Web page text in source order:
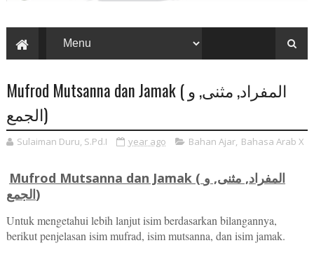
Mufrod Mutsanna dan Jamak ( المفراد, مثنى, و
الجمع)
Sulaiman Duru, S.Pd.I year ago Bahan Ajar, Bahasa Arab X
Mufrod Mutsanna dan Jamak ( المفراد, مثنى, و
الجمع)
Untuk mengetahui lebih lanjut isim berdasarkan bilangannya,
berikut penjelasan isim mufrad, isim mutsanna, dan isim jamak.